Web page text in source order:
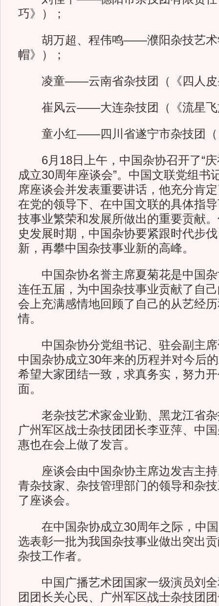
巧》）；
胡万超、程伟鸣——濮阳杂技艺术
帽》）；
凌童——云南省杂技团（《四人皮
崔风云——大连杂技团（《流星飞
童小红——四川省遂宁市杂技团（
6月18日上午，中国杂协召开了“庆
成立30周年座谈会”。中国文联党组书
席座谈会并发表重要讲话，他充分肯
在党的领导下、在中国文联的具体指
技事业繁荣和发展所做出的重要贡献
史发展时期，中国杂协要紧跟时代步
新，再攀中国杂技事业新的高峰。
中国杂协名誉主席夏菊花是中国杂
连任五届，为中国杂技事业贡献了自
会上充满感情地回顾了自己的从艺经
情。
中国杂协分党组书记、驻会副主席
中国杂协成立30年来的历程并对今后
希望大家团结一致，求真务实，努力
面。
老杂技艺术家金业勤、黑龙江省杂
广州军区战士杂技团团长李亚萍、中
惠也在会上做了发言。
座谈会由中国杂协主席边发吉主持
青杂技家、杂技管理部门的领导和杂
了座谈会。
在中国杂协成立30周年之际，中国
选表彰一批为我国杂技事业做出突出
杂技工作者。
中国广播艺术团国家一级演员刘全
团团长关心民、广州军区战士杂技团